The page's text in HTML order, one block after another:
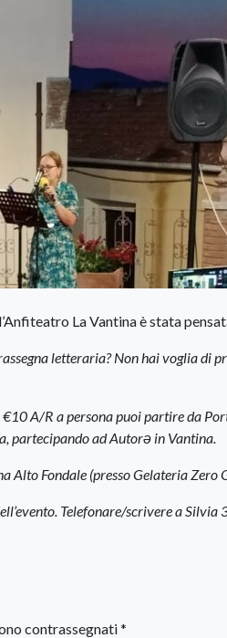
La Vantina è stata
letteraria? Non hai voglia di
A/R a persona puoi partire da
partecipando ad Autorə in Vantina.
Fondale (presso Gelateria Zero
Telefonare/scrivere a
contrassegnati*